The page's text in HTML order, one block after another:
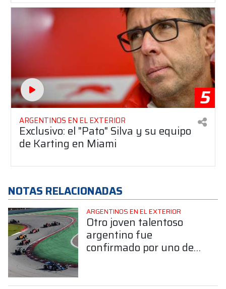
5
ARGENTINOS EN EL EXTERIOR
Exclusivo: el "Pato" Silva y su equipo
de Karting en Miami
NOTAS RELACIONADAS
ARGENTINOS EN EL EXTERIOR
Otro joven talentoso
argentino fue
confirmado por uno de